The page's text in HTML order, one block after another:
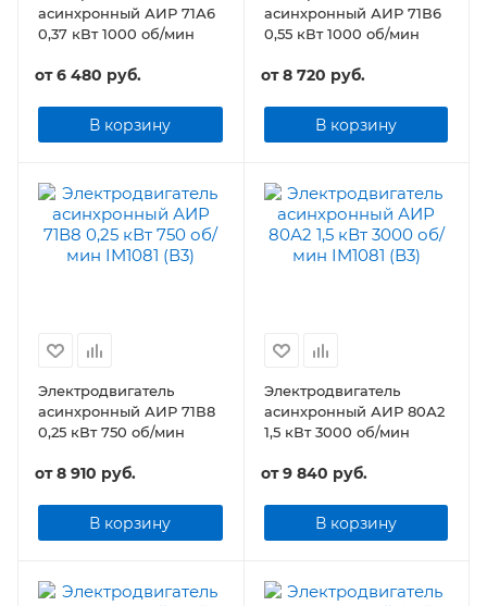
асинхронный АИР 71А6
0,37 кВт 1000 об/мин
от6 480 руб.
В корзину
асинхронный АИР 71В6
0,55 кВт 1000 об/мин
от8 720 руб.
В корзину
Электродвигатель
асинхронный АИР 71В8
0,25 кВт 750 об/мин
от8 910 руб.
В корзину
Электродвигатель
асинхронный АИР 80А2
1,5 кВт 3000 об/мин
от9 840 руб.
В корзину